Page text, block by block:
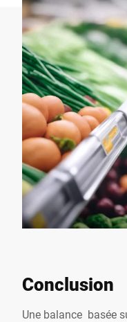
Conclusion
Une balance basée